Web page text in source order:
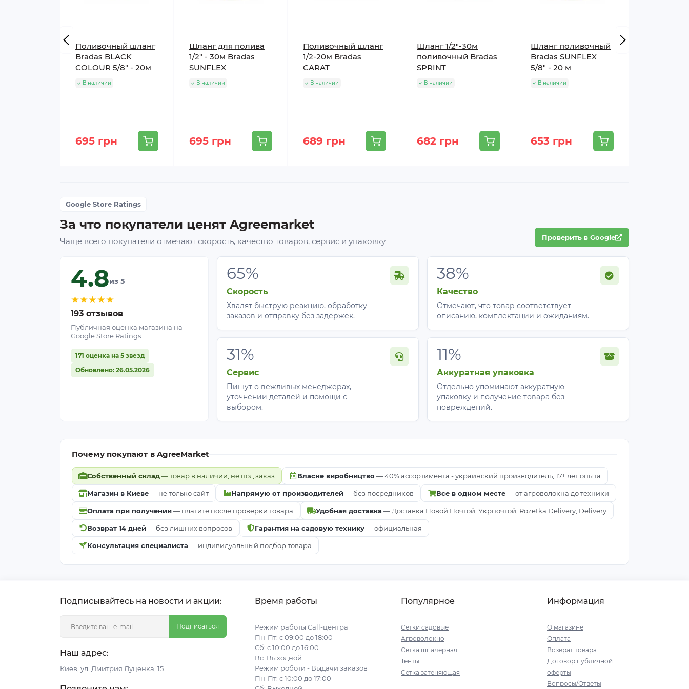
Поливочный шланг
Bradas BLACK
COLOUR 5/8" - 20м
В наличии
695 грн
Шланг для полива
1/2" - 30м Bradas
SUNFLEX
В наличии
695 грн
Поливочный шланг
1/2-20м Bradas
CARAT
В наличии
689 грн
Шланг 1/2"-30м
поливочный Bradas
SPRINT
В наличии
682 грн
Шланг поливочный
Bradas SUNFLEX
5/8" - 20 м
В наличии
653 грн
Google Store Ratings
За что покупатели ценят Agreemarket
Чаще всего покупатели отмечают скорость, качество товаров, сервис и упаковку Проверить в Google
4.8из 5
★★★★★
193 отзывов
Публичная оценка магазина на
Google Store Ratings
171 оценка на 5 звезд
Обновлено: 26.05.2026
65%
Скорость
Хвалят быструю реакцию, обработку
заказов и отправку без задержек.
38%
Качество
Отмечают, что товар соответствует
описанию, комплектации и ожиданиям.
31%
Сервис
Пишут о вежливых менеджерах,
уточнении деталей и помощи с
выбором.
11%
Аккуратная упаковка
Отдельно упоминают аккуратную
упаковку и получение товара без
повреждений.
Почему покупают в AgreeMarket
Собственный склад— товар в наличии, не под заказ Власне виробництво — 40% ассортимента - украинский производитель, 17+ лет опыта
Магазин в Киеве— не только сайт Напрямую от производителей— без посредников Все в одном месте— от агроволокна до техники
Оплата при получении— платите после проверки товара Удобная доставка — Доставка Новой Почтой, Укрпочтой, Rozetka Delivery, Delivery
Возврат 14 дней— без лишних вопросов Гарантия на садовую технику— официальная
Консультация специалиста — индивидуальный подбор товара
Подписывайтесь на новости и акции:
Подписаться
Наш адрес:
Киeв, ул. Дмитрия Луценка, 15
Время работы
Режим работы Call-центра
Пн-Пт: с 09:00 до 18:00
Сб: с 10:00 до 16:00
Вс: Выходной
Режим роботи - Выдачи заказов
Пн-Пт: с 10:00 до 17:00
Популярное
Сетки садовые
Агроволокно
Сетка шпалерная
Тенты
Сетка затеняющая
Информация
О магазине
Оплата
Возврат товара
Договор публичной
оферты
Вопросы/Ответы